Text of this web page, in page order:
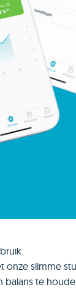
onze slimme
balans te